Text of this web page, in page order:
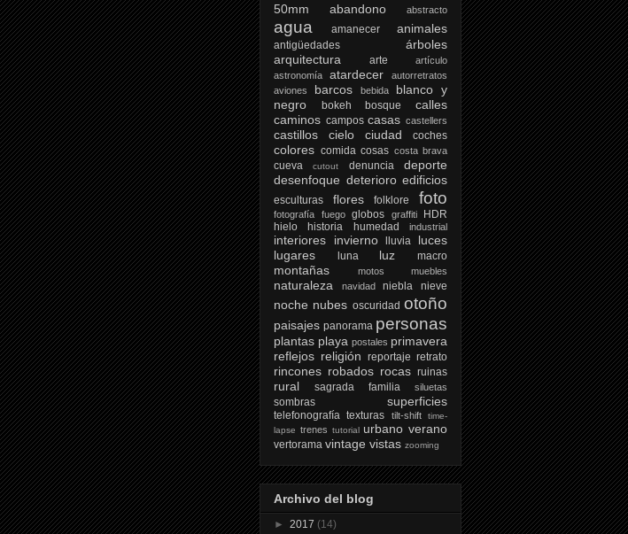
50mm
abandono abstracto
agua amanecer animales
antigüedades
árboles
arquitectura
arte
artículo
astronomía
atardecer
autorretratos
aviones
barcos bebida
blanco y
negro
bokeh bosque
calles
caminos campos casas castellers
castillos cielo ciudad coches
colores comida cosas costa brava
cueva cutout denuncia
deporte
desenfoque deterioro edificios
esculturas flores folklore foto
fotografía fuego globos graffiti
HDR
hielo
historia humedad industrial
interiores invierno lluvia
luces
lugares
luna luz macro
montañas motos muebles
naturaleza navidad niebla nieve
noche nubes oscuridad otoño
paisajes panorama personas
plantas playa postales primavera
reflejos religión reportaje retrato
rincones robados rocas ruinas
rural sagrada familia siluetas
sombras superficies
telefonografía texturas tilt-shift
time-
lapse trenes tutorial urbano verano
vertorama vintage vistas zooming
Archivo del blog
► 2017 (14)